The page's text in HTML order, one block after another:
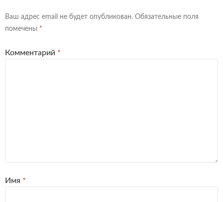
Ваш адрес email не будет опубликован. Обязательные поля
помечены *
Комментарий *
Имя *